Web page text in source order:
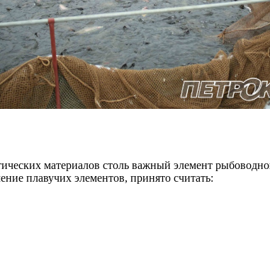
материалов столь важный элемент
плавучих элементов, принято считать: